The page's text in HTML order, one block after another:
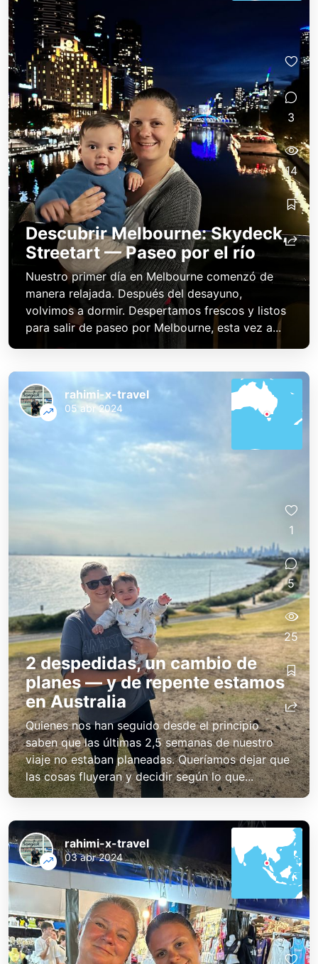
Descubrir Melbourne: Skydeck,
Streetart — Paseo por el río
Nuestro primer día en Melbourne comenzó de
manera relajada. Después del desayuno,
volvimos a dormir. Despertamos frescos y listos
para salir de paseo por Melbourne, esta vez a...
3
14
2 despedidas, un cambio de
planes — y de repente estamos
en Australia
Quienes nos han seguido desde el principio
saben que las últimas 2,5 semanas de nuestro
viaje no estaban planeadas. Queríamos dejar que
las cosas fluyeran y decidir según lo que...
rahimi-x-travel
05 abr 2024
1
5
25
rahimi-x-travel
03 abr 2024